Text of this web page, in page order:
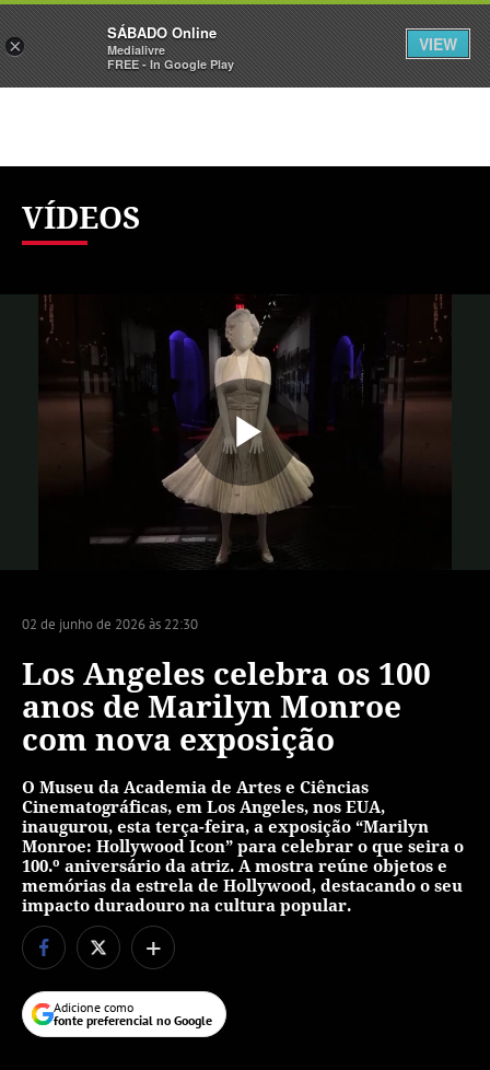
Sábado Assine Iniciar Sessão
VÍDEOS
02 de junho de 2026 às 22:30
Los Angeles celebra os 100
anos de Marilyn Monroe
com nova exposição
O Museu da Academia de Artes e Ciências
Cinematográficas, em Los Angeles, nos EUA,
inaugurou, esta terça-feira, a exposição “Marilyn
Monroe: Hollywood Icon” para celebrar o que seira o
100.º aniversário da atriz. A mostra reúne objetos e
memórias da estrela de Hollywood, destacando o seu
impacto duradouro na cultura popular.
+
Adicione como
fonte preferencial no Google
×
SÁBADO Online
Medialivre
FREE - In Google Play
VIEW